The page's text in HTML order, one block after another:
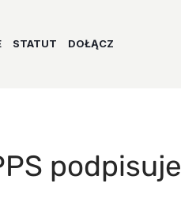
STATUT DOŁĄCZ
podpisuje